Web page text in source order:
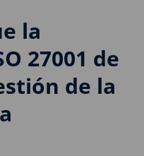
la
27001 de
de la